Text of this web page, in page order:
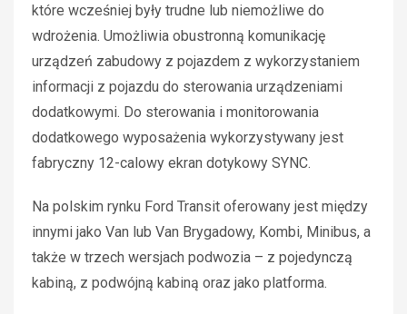
które wcześniej były trudne lub niemożliwe do
wdrożenia. Umożliwia obustronną komunikację
urządzeń zabudowy z pojazdem z wykorzystaniem
informacji z pojazdu do sterowania urządzeniami
dodatkowymi. Do sterowania i monitorowania
dodatkowego wyposażenia wykorzystywany jest
fabryczny 12-calowy ekran dotykowy SYNC.
Na polskim rynku Ford Transit oferowany jest między
innymi jako Van lub Van Brygadowy, Kombi, Minibus, a
także w trzech wersjach podwozia – z pojedynczą
kabiną, z podwójną kabiną oraz jako platforma.